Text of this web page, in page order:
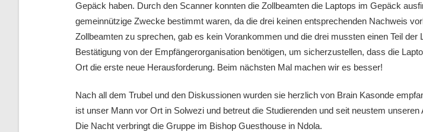
Gepäck haben. Durch den Scanner konnten die Zollbeamten die Laptops im Gepäck
gemeinnützige Zwecke bestimmt waren, da die drei keinen entsprechenden Nachweis
Zollbeamten zu sprechen, gab es kein Vorankommen und die drei mussten einen Teil
Bestätigung von der Empfängerorganisation benötigen, um sicherzustellen, dass die
Ort die erste neue Herausforderung. Beim nächsten Mal machen wir es besser!
Nach all dem Trubel und den Diskussionen wurden sie herzlich von Brain Kasonde
ist unser Mann vor Ort in Solwezi und betreut die Studierenden und seit neustem unseren
Die Nacht verbringt die Gruppe im Bishop Guesthouse in Ndola.